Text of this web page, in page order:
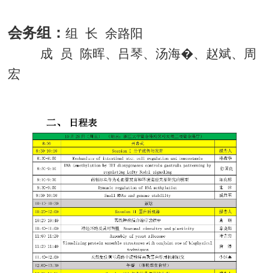
会务组：组 长
余路阳
成
员
陈晖、吕琴、汤海�、赵斌、周
宏